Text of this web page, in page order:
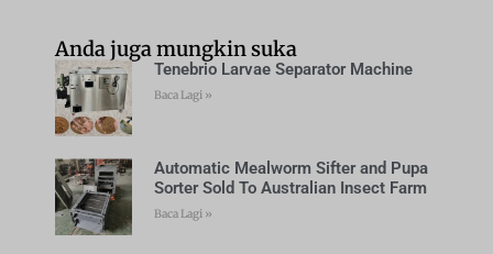
Anda juga mungkin suka
Tenebrio Larvae Separator Machine
Baca Lagi »
Automatic Mealworm Sifter and Pupa
Sorter Sold To Australian Insect Farm
Baca Lagi »